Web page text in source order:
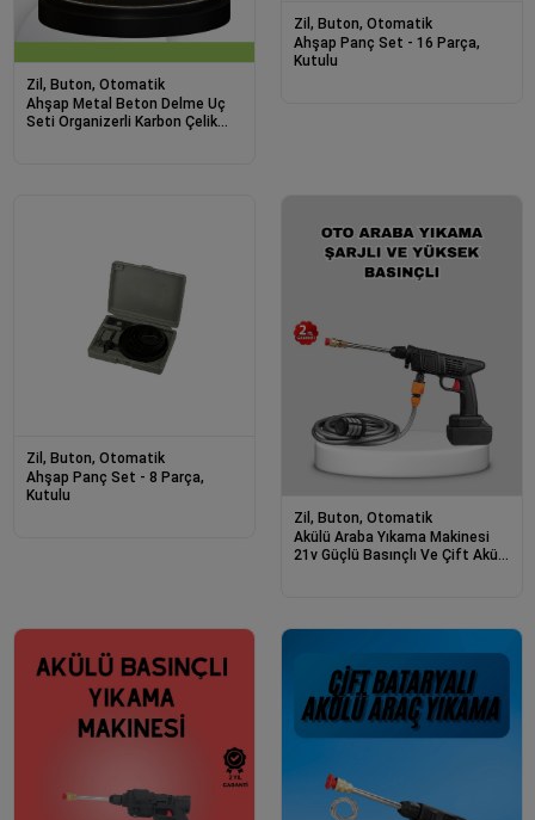
Zil, Buton, Otomatik
Ahşap Metal Beton Delme Uç
Seti Organizerli Karbon Çelik
Zil, Buton, Otomatik
Ahşap Panç Set - 16 Parça,
Kutulu
Zil, Buton, Otomatik
Ahşap Panç Set - 8 Parça,
Kutulu
Zil, Buton, Otomatik
Akülü Araba Yıkama Makinesi
21v Güçlü Basınçlı Ve Çift Akülü